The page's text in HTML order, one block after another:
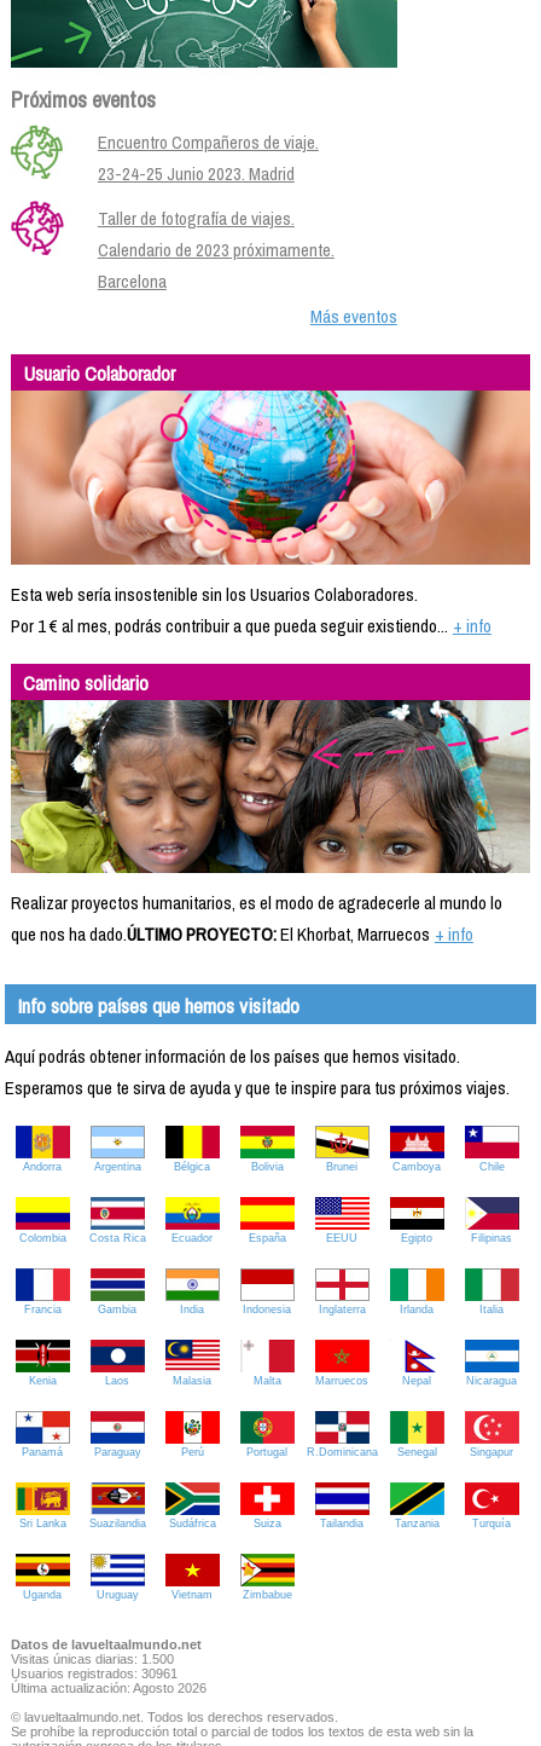
Próximos eventos
Encuentro Compañeros de viaje.
23-24-25 Junio 2023. Madrid
Taller de fotografía de viajes.
Calendario de 2023 próximamente.
Barcelona
Más eventos
Usuario Colaborador
Esta web sería insostenible sin los Usuarios Colaboradores.
Por 1 € al mes, podrás contribuir a que pueda seguir existiendo... + info
Camino solidario
Realizar proyectos humanitarios, es el modo de agradecerle al mundo lo
que nos ha dado.ÚLTIMO PROYECTO:El Khorbat, Marruecos + info
Info sobre países que hemos visitado
Aquí podrás obtener información de los países que hemos visitado.
Esperamos que te sirva de ayuda y que te inspire para tus próximos viajes.
Andorra Argentina Bélgica Bolivia Brunei Camboya Chile
Colombia Costa Rica Ecuador España EEUU Egipto Filipinas
Francia Gambia India Indonesia Inglaterra Irlanda Italia
Kenia Laos Malasia Malta Marruecos Nepal Nicaragua
Panamá Paraguay Perú Portugal R.Dominicana Senegal Singapur
Sri Lanka Suazilandia Sudáfrica Suiza Tailandia Tanzania Turquía
Uganda Uruguay Vietnam Zimbabue
Datos de lavueltaalmundo.net
Visitas únicas diarias: 1.500
Usuarios registrados: 30961
Última actualización: Agosto 2026
© lavueltaalmundo.net. Todos los derechos reservados.
Se prohíbe la reproducción total o parcial de todos los textos de esta web sin la